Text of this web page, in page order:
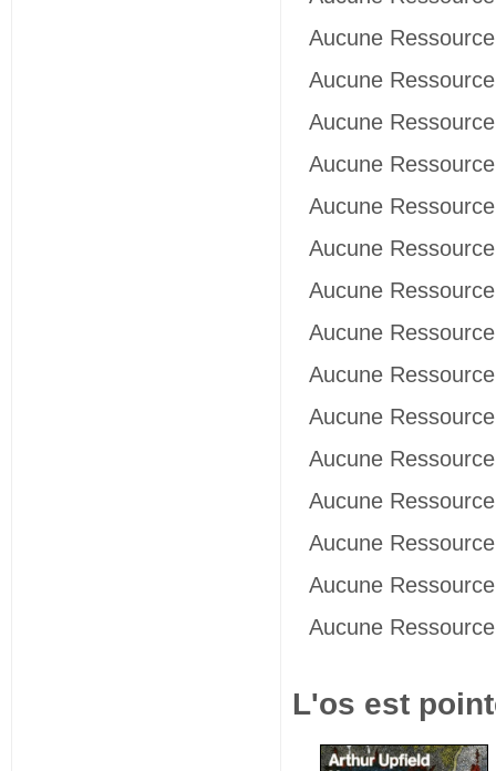
Aucune
Aucune
Aucune
Aucune
Aucune
Aucune
Aucune
Aucune
Aucune
Aucune
Aucune
Aucune
Aucune
Aucune
Aucune
L'os est